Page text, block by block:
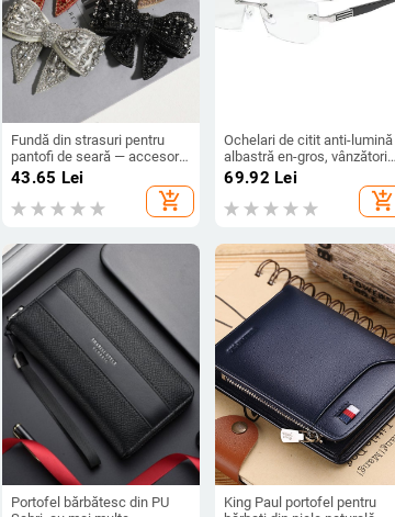
Fundă din strasuri pentru
pantofi de seară — accesorii
pentru încălțăminte, decor
43.65 Lei
add_shopping_cart
Ochelari de citit anti-lumină
albastră en-gros, vânzători
ambulanți, placați cu aur,
zoom inteligent, ochelari de
citit pentru bărbați și femei
69.92 Lei
add_shopping_cart
Portofel bărbătesc din PU
King Paul portofel pentru